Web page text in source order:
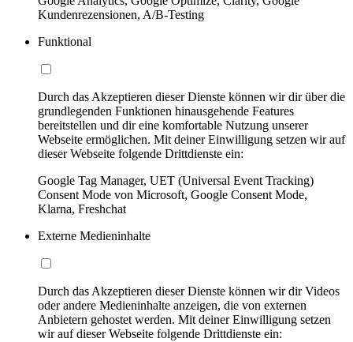
Kundenrezensionen, A/B-Testing
Funktional
Durch das Akzeptieren dieser Dienste können wir dir über die
grundlegenden Funktionen hinausgehende Features
bereitstellen und dir eine komfortable Nutzung unserer
Webseite ermöglichen. Mit deiner Einwilligung setzen wir auf
dieser Webseite folgende Drittdienste ein:
Google Tag Manager, UET (Universal Event Tracking)
Consent Mode von Microsoft, Google Consent Mode,
Klarna, Freshchat
Externe Medieninhalte
Durch das Akzeptieren dieser Dienste können wir dir Videos
oder andere Medieninhalte anzeigen, die von externen
Anbietern gehostet werden. Mit deiner Einwilligung setzen
wir auf dieser Webseite folgende Drittdienste ein: